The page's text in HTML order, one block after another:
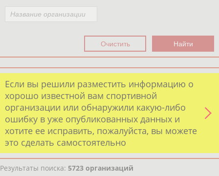
Если вы решили разместить информацию о
хорошо известной вам спортивной
организации или обнаружили какую-либо
ошибку в уже опубликованных данных и
хотите ее исправить, пожалуйста, вы можете
это сделать самостоятельно
Результаты поиска: 5723 организаций